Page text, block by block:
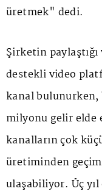
üretmek" dedi.
Şirketin
destekli video
kanal bulunurken,
milyonu gelir elde
kanalların çok
üretiminden
ulaşabiliyor. Üç